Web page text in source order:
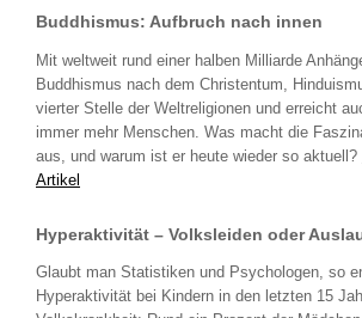
Buddhismus: Aufbruch nach innen
Mit weltweit rund einer halben Milliarde
Buddhismus nach dem Christentum,
vierter Stelle der Weltreligionen und erreicht
immer mehr Menschen. Was macht die
aus, und warum ist er heute wieder so aktuell?
Artikel
Hyperaktivität – Volksleiden oder
Glaubt man Statistiken und Psychologen, so
Hyperaktivität bei Kindern in den letzten 15